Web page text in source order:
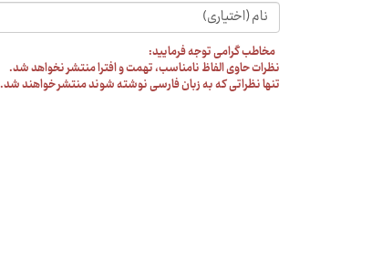
مخاطب گرامی توجه فرمایید:
نظرات حاوی الفاظ نامناسب، تهمت و افترا منتشر نخواهد شد.
تنها نظراتی که به زبان فارسی نوشته شوند منتشر خواهند شد.